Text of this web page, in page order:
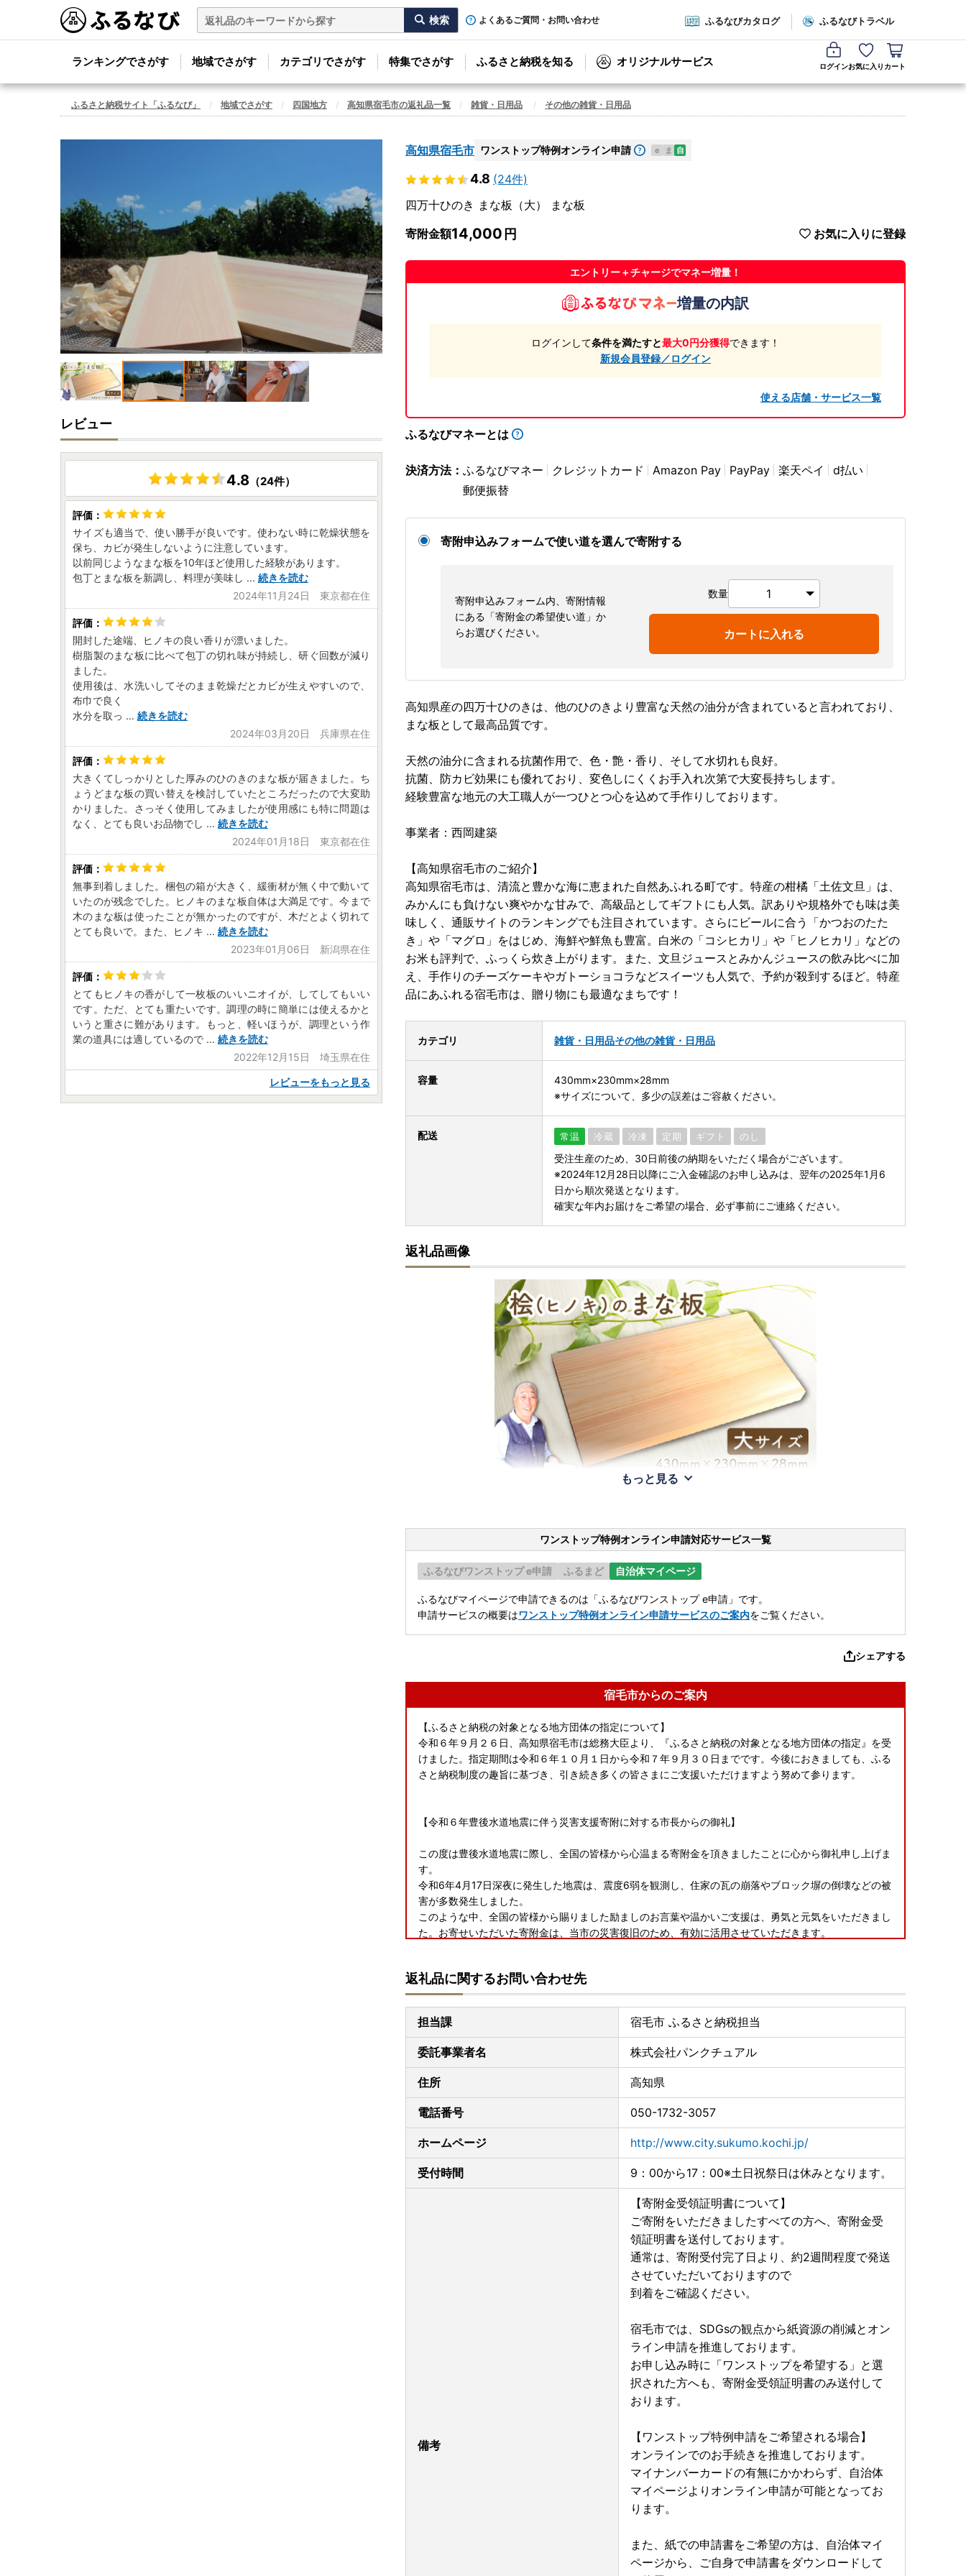
よくあるご質問・お問い合わせ ふるなびカタログ ふるなびトラベル
ランキングでさがす 地域でさがす カテゴリでさがす 特集でさがす ふるさと納税を知る オリジナルサービス ログインお気に入り カート
ふるさと納税サイト「ふるなび」 地域でさがす 四国地方 高知県宿毛市の返礼品一覧 雑貨・日用品 その他の雑貨・日用品
高知県宿毛市 ワンストップ特例オンライン申請 e ま 自
4.8 (24件)
四万十ひのき まな板（大） まな板
寄附金額14,000 お気に入りに登録
エントリー＋チャージでマネー増量！
増量の内訳
ログインして条件を満たすと最大0円分獲得できます！
新規会員登録／ログイン
使える店舗・サービス一覧
ふるなびマネーとは
決済方法： ふるなびマネー クレジットカード Amazon Pay PayPay 楽天ペイ
d払い
郵便振替
寄附申込みフォームで使い道を選んで寄附する
寄附申込みフォーム内、寄附情報
にある「寄附金の希望使い道」か
らお選びください。
数量
カートに入れる
高知県産の四万十ひのきは、他のひのきより豊富な天然の油分が含まれていると言われており、
まな板として最高品質です。
天然の油分に含まれる抗菌作用で、色・艶・香り、そして水切れも良好。
抗菌、防カビ効果にも優れており、変色しにくくお手入れ次第で大変長持ちします。
経験豊富な地元の大工職人が一つひとつ心を込めて手作りしております。
事業者：西岡建築
【高知県宿毛市のご紹介】
高知県宿毛市は、清流と豊かな海に恵まれた自然あふれる町です。特産の柑橘「土佐文旦」は、
みかんにも負けない爽やかな甘みで、高級品としてギフトにも人気。訳ありや規格外でも味は美
味しく、通販サイトのランキングでも注目されています。さらにビールに合う「かつおのたた
き」や「マグロ」をはじめ、海鮮や鮮魚も豊富。白米の「コシヒカリ」や「ヒノヒカリ」などの
お米も評判で、ふっくら炊き上がります。また、文旦ジュースとみかんジュースの飲み比べに加
え、手作りのチーズケーキやガトーショコラなどスイーツも人気で、予約が殺到するほど。特産
品にあふれる宿毛市は、贈り物にも最適なまちです！
カテゴリ 雑貨・日用品その他の雑貨・日用品
容量
430mm×230mm×28mm
※サイズについて、多少の誤差はご容赦ください。
配送 常温 冷蔵 冷凍 定期 ギフト のし
受注生産のため、30日前後の納期をいただく場合がございます。
※2024年12月28日以降にご入金確認のお申し込みは、翌年の2025年1月6
日から順次発送となります。
確実な年内お届けをご希望の場合、必ず事前にご連絡ください。
返礼品画像
もっと見る
ワンストップ特例オンライン申請対応サービス一覧
ふるなびワンストップ e申請 ふるまど 自治体マイページ
ふるなびマイページで申請できるのは「ふるなびワンストップ e申請」です。
申請サービスの概要はワンストップ特例オンライン申請サービスのご案内をご覧ください。
シェアする
宿毛市からのご案内
【ふるさと納税の対象となる地方団体の指定について】
令和６年９月２６日、高知県宿毛市は総務大臣より、『ふるさと納税の対象となる地方団体の指定』を受
けました。指定期間は令和６年１０月１日から令和７年９月３０日までです。今後におきましても、ふる
さと納税制度の趣旨に基づき、引き続き多くの皆さまにご支援いただけますよう努めて参ります。
【令和６年豊後水道地震に伴う災害支援寄附に対する市長からの御礼】
この度は豊後水道地震に際し、全国の皆様から心温まる寄附金を頂きましたことに心から御礼申し上げま
す。
令和6年4月17日深夜に発生した地震は、震度6弱を観測し、住家の瓦の崩落やブロック塀の倒壊などの被
害が多数発生しました。
このような中、全国の皆様から賜りました励ましのお言葉や温かいご支援は、勇気と元気をいただきまし
た。お寄せいただいた寄附金は、当市の災害復旧のため、有効に活用させていただきます。
宿毛市長 中平 富宏
お礼の品の年内お届けのお申し込み期限はお礼の品ごとに異なります。確実な年内届けをご希望の場合
は、必ず事前にお問い合わせください。
年始は令和６年１月５日より順次発送を開始いたします。お届けについてのご都合はお申し込み時の備考
欄に必ずご記載ください。
ご記載やご連絡がなく、発送したお礼の品をお受け取りいただけなかった場合、再発送はできかねますの
であらかじめご了承ください。
◇ワンストップ特例申請書の郵送
【郵便振替でのご寄附について】
実際にお支払いいただいてから事務局にて入金確認できるまで、1週間から10日前後お時間がかかる場合
令和５年１２月３１日２３時５９分までにお支払いいただいたご寄附は令和５年分のご寄附として取り扱
払込取扱票（振込用紙）は普通郵便でのお届けとなります。お手元に届くまでに数日かかりますので、遅
くても１２月２２日までにお申し込みください。
原則、問題なく決済が完了した翌営業日に事務局で入金確認できます。
令和５年１２月３１日２３時５９分までに決済が完了したご寄附は令和５年分のご寄附として取り扱い、
ふるさと納税の対象となる地方団体の指定について
令和５年９月２８日、高知県宿毛市は総務大臣より、『ふるさと納税の対象となる地方団体の指定』を受
けました。指定期間は令和５年１０月１日から令和６年９月３０日までです。今後におきましても、ふる
さと納税制度の趣旨に基づき、引き続き多くの皆さまにご支援いただけますよう努めて参ります。
返礼品に関するお問い合わせ先
担当課 宿毛市 ふるさと納税担当
委託事業者名 株式会社パンクチュアル
住所 高知県
電話番号 050-1732-3057
ホームページ http://www.city.sukumo.kochi.jp/
受付時間 9：00から17：00※土日祝祭日は休みとなります。
備考
【寄附金受領証明書について】
ご寄附をいただきましたすべての方へ、寄附金受
領証明書を送付しております。
通常は、寄附受付完了日より、約2週間程度で発送
させていただいておりますので
到着をご確認ください。
宿毛市では、SDGsの観点から紙資源の削減とオン
ライン申請を推進しております。
お申し込み時に「ワンストップを希望する」と選
択された方へも、寄附金受領証明書のみ送付して
おります。
【ワンストップ特例申請をご希望される場合】
オンラインでのお手続きを推進しております。
マイナンバーカードの有無にかかわらず、自治体
マイページよりオンライン申請が可能となってお
ります。
また、紙での申請書をご希望の方は、自治体マイ
ページから、ご自身で申請書をダウンロードして
レビュー
4.8（24件）
サイズも適当で、使い勝手が良いです。使わない時に乾燥状態を
保ち、カビが発生しないように注意しています。
以前同じようなまな板を10年ほど使用した経験があります。
包丁とまな板を新調し、料理が美味し ... 続きを読む
2024年11月24日 東京都在住
開封した途端、ヒノキの良い香りが漂いました。
樹脂製のまな板に比べて包丁の切れ味が持続し、研ぐ回数が減り
ました。
使用後は、水洗いしてそのまま乾燥だとカビが生えやすいので、
布巾で良く
水分を取っ ... 続きを読む
2024年03月20日 兵庫県在住
大きくてしっかりとした厚みのひのきのまな板が届きました。ち
ょうどまな板の買い替えを検討していたところだったので大変助
かりました。さっそく使用してみましたが使用感にも特に問題は
なく、とても良いお品物でし ... 続きを読む
2024年01月18日 東京都在住
無事到着しました。梱包の箱が大きく、緩衝材が無く中で動いて
いたのが残念でした。ヒノキのまな板自体は大満足です。今まで
木のまな板は使ったことが無かったのですが、木だとよく切れて
とても良いで。また、ヒノキ ... 続きを読む
2023年01月06日 新潟県在住
とてもヒノキの香がして一枚板のいいニオイが、してしてもいい
です。ただ、とても重たいです。調理の時に簡単には使えるかと
いうと重さに難があります。もっと、軽いほうが、調理という作
業の道具には適しているので ... 続きを読む
2022年12月15日 埼玉県在住
レビューをもっと見る